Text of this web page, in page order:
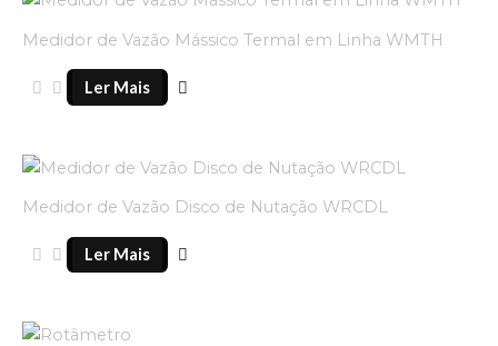
Medidor de Vazão Mássico Termal em Linha WMTH
Ler Mais
Medidor de Vazão Disco de Nutação WRCDL
Ler Mais